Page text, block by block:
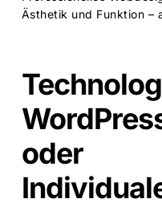
Ästhetik und Funktion –
oder